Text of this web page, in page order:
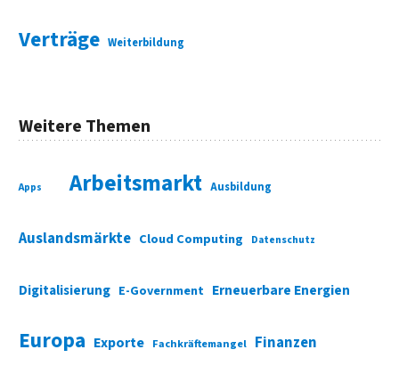
Verträge Weiterbildung
Weitere Themen
Apps Arbeitsmarkt Ausbildung
Auslandsmärkte Cloud Computing Datenschutz
Digitalisierung E-Government Erneuerbare Energien
Europa Exporte Fachkräftemangel Finanzen